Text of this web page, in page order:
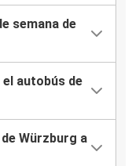
semana de
el autobús de
Würzburg a